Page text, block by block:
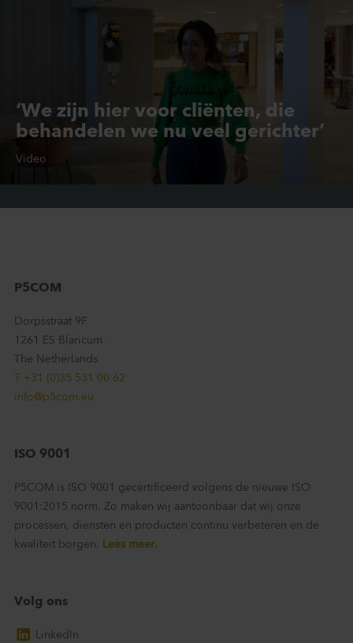
‘We zijn hier voor cliënten, die
behandelen we nu veel gerichter’
Video
P5COM
Dorpsstraat 9F
1261 ES Blaricum
The Netherlands
T +31 (0)35 531 00 62
info@p5com.eu
ISO 9001
P5COM is ISO 9001 gecertificeerd volgens de nieuwe ISO
9001:2015 norm. Zo maken wij aantoonbaar dat wij onze
processen, diensten en producten continu verbeteren en de
kwaliteit borgen.
Lees meer.
Volg ons
LinkedIn